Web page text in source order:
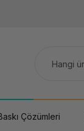
Çözümleri